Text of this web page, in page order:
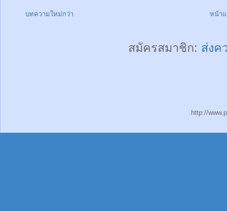
บทความใหม่กว่า หน้า
สมัครสมาชิก: ส่งค
http://